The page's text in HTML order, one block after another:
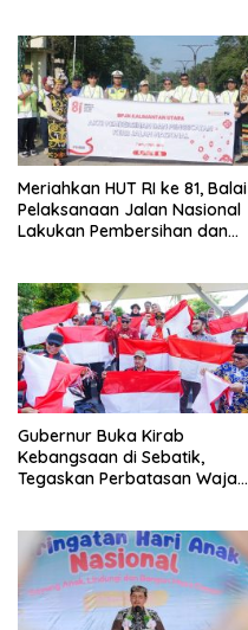
Meriahkan HUT RI ke 81, Balai
Pelaksanaan Jalan Nasional
Lakukan Pembersihan dan
Gubernur Buka Kirab
Kebangsaan di Sebatik,
Tegaskan Perbatasan Wajah